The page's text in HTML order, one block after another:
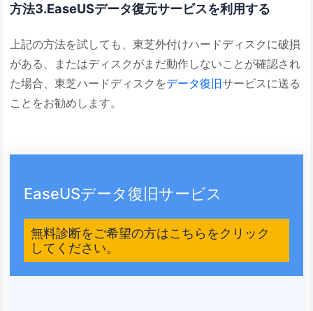
方法3.EaseUSデータ復元サービスを利用する
上記の方法を試しても、東芝外付けハードディスクに破損
がある、またはディスクがまだ動作しないことが確認され
た場合、東芝ハードディスクをデータ復旧サービスに送る
ことをお勧めします。
EaseUSデータ復旧サービス
無料診断をご希望の方はこちらをクリック
してください。